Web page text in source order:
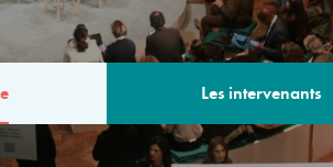
Les intervenants